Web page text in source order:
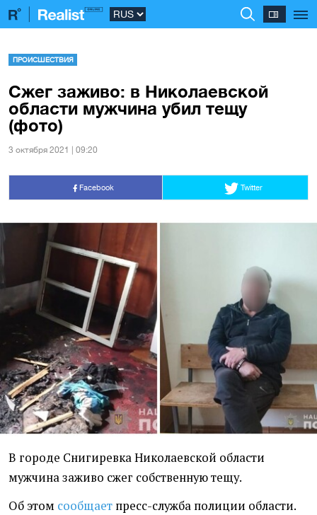
ПРОИСШЕСТВИЯ
Сжег заживо: в Николаевской
области мужчина убил тещу
(фото)
3 октября 2021 | 09:20
Facebook Twitter
В городе Снигиревка Николаевской области
мужчина заживо сжег собственную тещу.
Об этом сообщает пресс-служба полиции области.